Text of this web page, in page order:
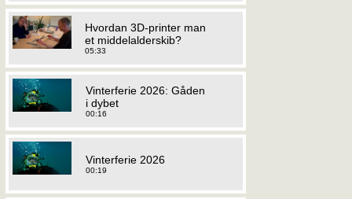
Hvordan 3D-printer man
et middelalderskib?
05:33
Vinterferie 2026: Gåden
i dybet
00:16
Vinterferie 2026
00:19